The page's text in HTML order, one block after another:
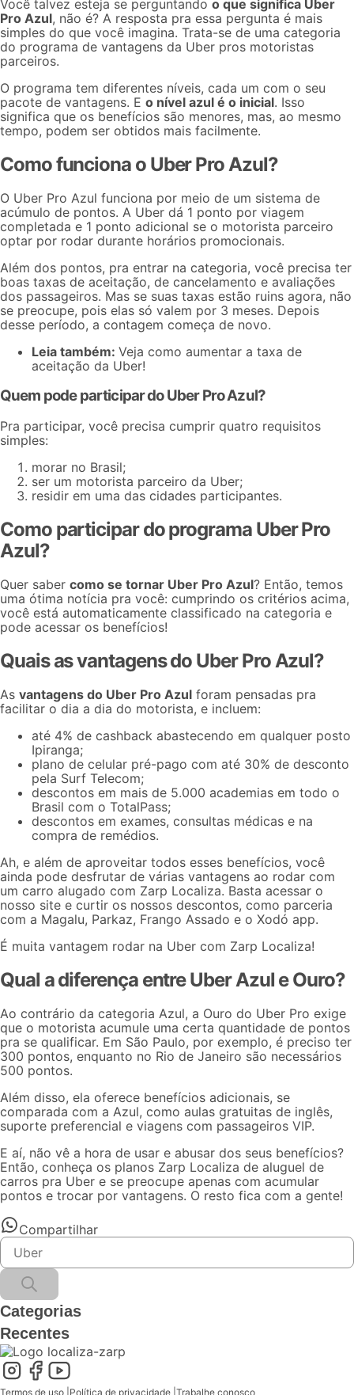
Você talvez esteja se perguntando o que significa Uber
Pro Azul, não é? A resposta pra essa pergunta é mais
simples do que você imagina. Trata-se de uma categoria
do programa de vantagens da Uber pros motoristas
parceiros.
O programa tem diferentes níveis, cada um com o seu
pacote de vantagens. E o nível azul é o inicial. Isso
significa que os benefícios são menores, mas, ao mesmo
tempo, podem ser obtidos mais facilmente.
Como funciona o Uber Pro Azul?
O Uber Pro Azul funciona por meio de um sistema de
acúmulo de pontos. A Uber dá 1 ponto por viagem
completada e 1 ponto adicional se o motorista parceiro
optar por rodar durante horários promocionais.
Além dos pontos, pra entrar na categoria, você precisa ter
boas taxas de aceitação, de cancelamento e avaliações
dos passageiros. Mas se suas taxas estão ruins agora, não
se preocupe, pois elas só valem por 3 meses. Depois
desse período, a contagem começa de novo.
Leia também: Veja como aumentar a taxa de
aceitação da Uber!
Quem pode participar do Uber Pro Azul?
Pra participar, você precisa cumprir quatro requisitos
simples:
morar no Brasil;
ser um motorista parceiro da Uber;
residir em uma das cidades participantes.
Como participar do programa Uber Pro
Azul?
Quer saber como se tornar Uber Pro Azul? Então, temos
uma ótima notícia pra você: cumprindo os critérios acima,
você está automaticamente classificado na categoria e
pode acessar os benefícios!
Quais as vantagens do Uber Pro Azul?
As vantagens do Uber Pro Azul foram pensadas pra
facilitar o dia a dia do motorista, e incluem:
até 4% de cashback abastecendo em qualquer posto
Ipiranga;
plano de celular pré-pago com até 30% de desconto
pela Surf Telecom;
descontos em mais de 5.000 academias em todo o
Brasil com o TotalPass;
descontos em exames, consultas médicas e na
compra de remédios.
Ah, e além de aproveitar todos esses benefícios, você
ainda pode desfrutar de várias vantagens ao rodar com
um carro alugado com Zarp Localiza. Basta acessar o
nosso site e curtir os nossos descontos, como parceria
com a Magalu, Parkaz, Frango Assado e o Xodó app.
É muita vantagem rodar na Uber com Zarp Localiza!
Qual a diferença entre Uber Azul e Ouro?
Ao contrário da categoria Azul, a Ouro do Uber Pro exige
que o motorista acumule uma certa quantidade de pontos
pra se qualificar. Em São Paulo, por exemplo, é preciso ter
300 pontos, enquanto no Rio de Janeiro são necessários
500 pontos.
Além disso, ela oferece benefícios adicionais, se
comparada com a Azul, como aulas gratuitas de inglês,
suporte preferencial e viagens com passageiros VIP.
E aí, não vê a hora de usar e abusar dos seus benefícios?
Então, conheça os planos Zarp Localiza de aluguel de
carros pra Uber e se preocupe apenas com acumular
pontos e trocar por vantagens. O resto fica com a gente!
Compartilhar
Categorias
Recentes
Termos de uso Política de privacidade Trabalhe conosco